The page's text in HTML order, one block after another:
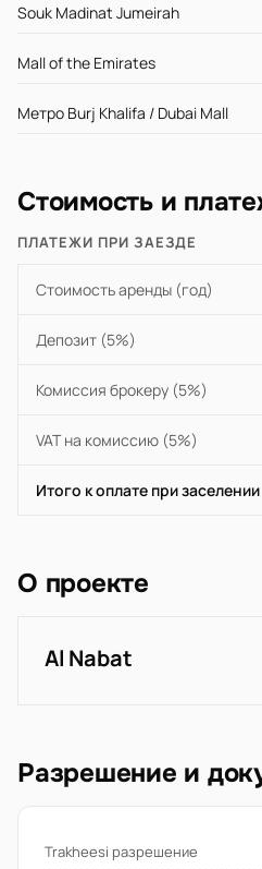
Souk Madinat Jumeirah
Mall of the Emirates
Метро Burj Khalifa / Dubai Mall
Стоимость и
ПЛАТЕЖИ ПРИ ЗАЕЗДЕ
Стоимость аренды (год)
Депозит (5%)
Комиссия брокеру (5%)
VAT на комиссию (5%)
Итого к оплате при заселении
О проекте
Al Nabat
Разрешение и
Trakheesi разрешение